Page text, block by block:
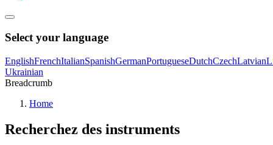
Select your language
EnglishFrenchItalianSpanishGermanPortugueseDutchCzechLatvian
Ukrainian
Breadcrumb
Home
Recherchez des instruments